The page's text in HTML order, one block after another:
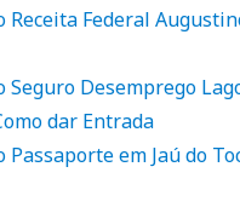
Receita Federal
Seguro Desemprego
dar Entrada
Passaporte em Jaú do